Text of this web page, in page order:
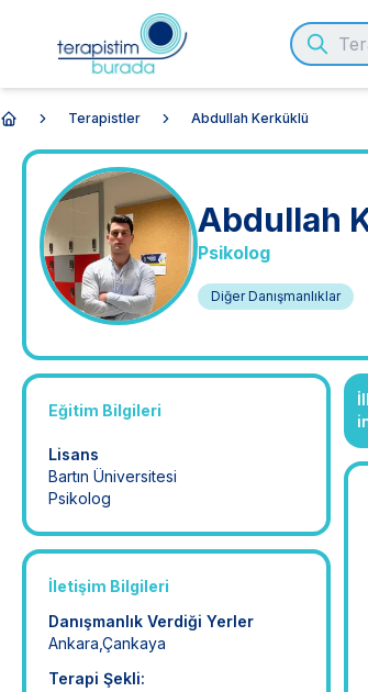
Terapistler Abdullah Kerküklü
Abdullah
Psikolog
Diğer Danışmanlıklar
Eğitim Bilgileri
Lisans
Bartın Üniversitesi
Psikolog
İletişim Bilgileri
Danışmanlık Verdiği Yerler
Ankara Çankaya
Terapi Şekli: